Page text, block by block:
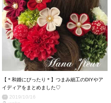
【＊和婚にぴったり＊】つまみ細工のDIYやア
イディアをまとめました♡
2019/10/16